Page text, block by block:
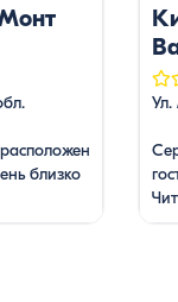
близко
около